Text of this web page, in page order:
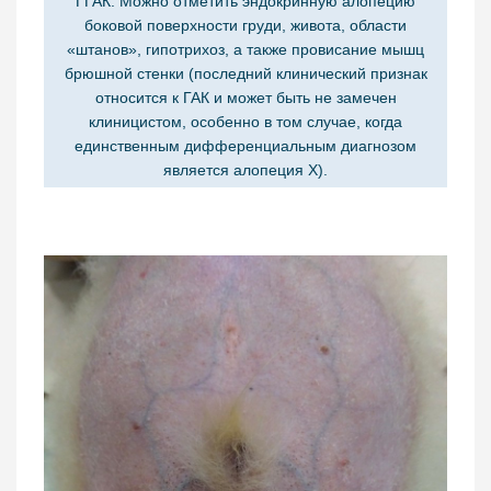
боковой поверхности груди, живота, области
«штанов», гипотрихоз, а также провисание мышц
брюшной стенки (последний клинический признак
относится к ГАК и может быть не замечен
клиницистом, особенно в том случае, когда
единственным дифференциальным диагнозом
является алопеция Х).